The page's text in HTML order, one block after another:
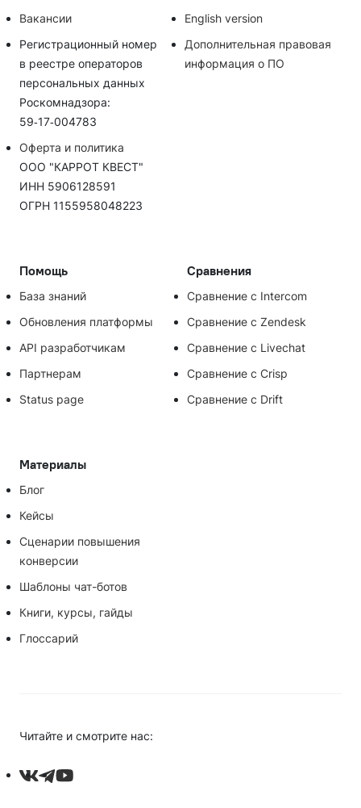
Помощь
База знаний
Обновления платформы
API разработчикам
Партнерам
Status page
Сравнения
Сравнение с Intercom
Сравнение с Zendesk
Сравнение с Livechat
Сравнение с Crisp
Сравнение с Drift
Материалы
Блог
Кейсы
Сценарии повышения
конверсии
Шаблоны чат-ботов
Книги, курсы, гайды
Глоссарий
Вакансии
English version
Регистрационный номер
в реестре операторов
персональных данных
Роскомнадзора:
59‑17‑004783
Дополнительная правовая
информация о ПО
Оферта и политика
ООО "КАРРОТ КВЕСТ"
ИНН 5906128591
ОГРН 1155958048223
Читайте и смотрите нас: